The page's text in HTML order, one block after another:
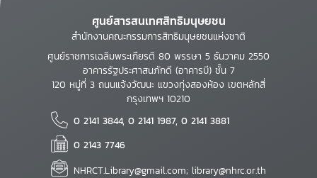
ศูนย์สารสนเทศสิทธิมนุษยชน
สำนักงานคณะกรรมการสิทธิมนุษยชนแห่งชาติ
ศูนย์ราชการเฉลิมพระเกียรติ 80 พรรษา 5 ธันวาคม 2550
อาคารรัฐประศาสนภักดี (อาคารบี) ชั้น 7
120 หมู่ที่ 3 ถนนแจ้งวัฒนะ แขวงทุ่งสองห้อง เขตหลักสี่
กรุงเทพฯ 10210
0 2141 3844, 0 2141 1987, 0 2141 3881
0 2143 7746
NHRCT.Library@gmail.com; library@nhrc.or.th